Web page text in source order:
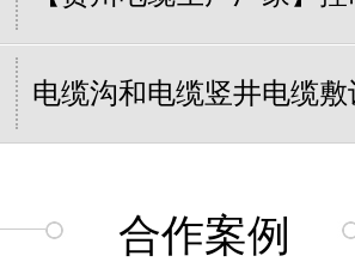
电缆沟和电缆竖井电缆
合作案例